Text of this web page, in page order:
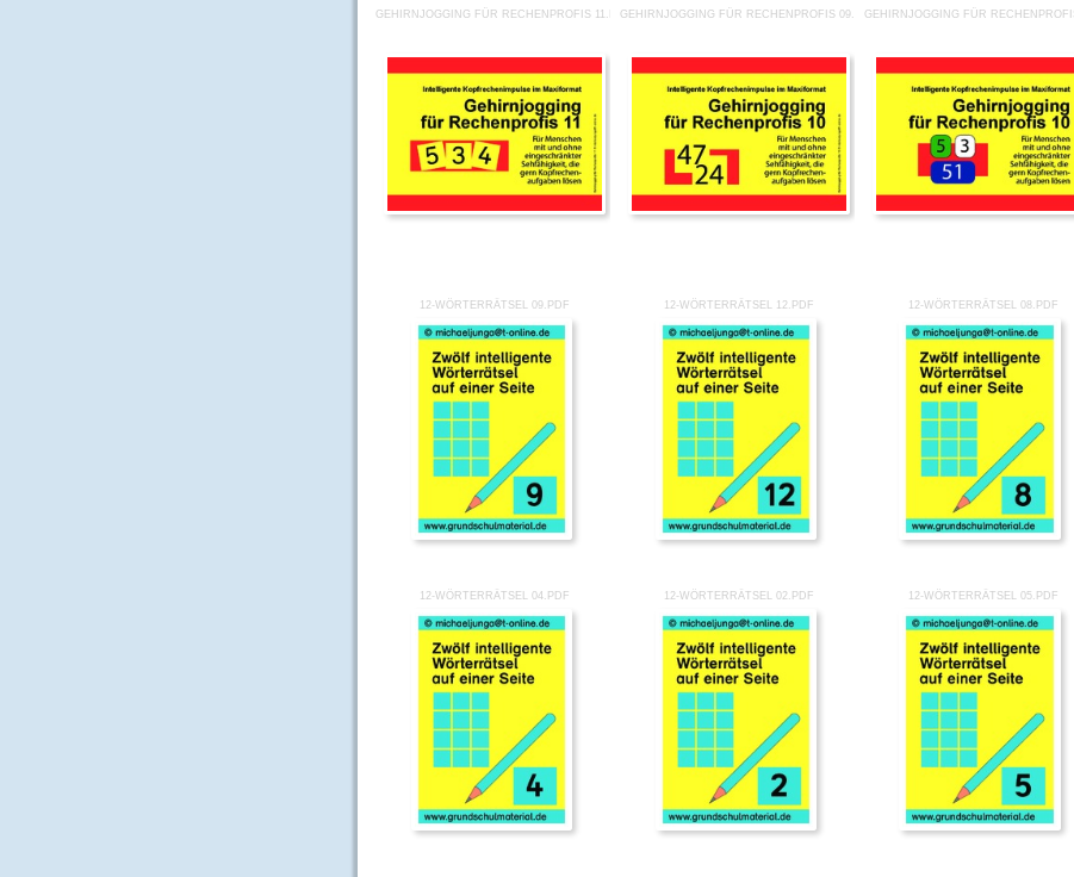
GEHIRNJOGGING FÜR RECHENPROFIS 11.PDFGEHIRNJOGGING FÜR RECHENPROFIS 09.PDFGEHIRNJOGGING FÜR
12-WÖRTERRÄTSEL 09.PDF 12-WÖRTERRÄTSEL 12.PDF 12-WÖRTERRÄTSEL 08.PDF
12-WÖRTERRÄTSEL 04.PDF 12-WÖRTERRÄTSEL 02.PDF 12-WÖRTERRÄTSEL 05.PDF